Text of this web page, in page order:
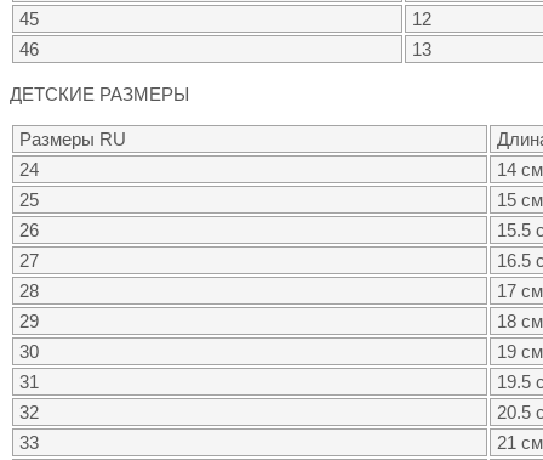
45
12
46
13
ДЕТСКИЕ РАЗМЕРЫ
Размеры RU
24
14 см
25
15 см
26
15.5
27
16.5
28
17 см
29
18 см
30
19 см
31
19.5
32
20.5
33
21 см